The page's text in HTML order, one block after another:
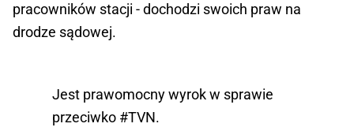
pracowników stacji - dochodzi swoich praw na
drodze sądowej.
Jest prawomocny wyrok w sprawie
przeciwko #TVN.